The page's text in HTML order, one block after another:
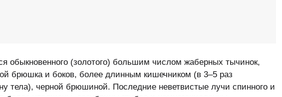
обыкновенного (золотого) большим числом жаберных тычинок,
брюшка и боков, более длинным кишечником (в 3–5 раз
тела), черной брюшиной. Последние неветвистые лучи спинного и